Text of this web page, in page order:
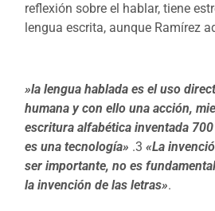
reflexión sobre el hablar, tiene
lengua escrita, aunque Ramírez
»la lengua hablada es el uso
humana y con ello una acción,
escritura alfabética inventada
es una tecnología» .3«La
ser importante, no es
la invención de las letras».